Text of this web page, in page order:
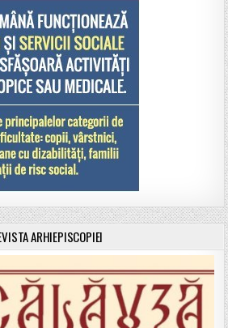
ARHIEPISCOPIEI